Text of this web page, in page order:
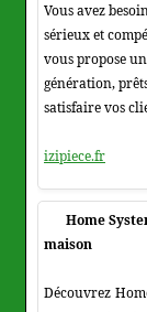
Vous avez
sérieux et
vous propose
génération,
satisfaire vos
izipiece.fr
Home
maison
Découvrez